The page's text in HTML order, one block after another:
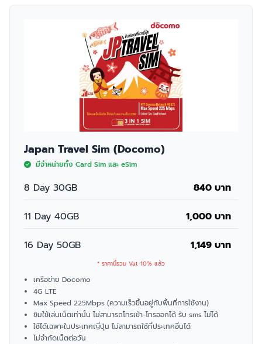
Japan Travel Sim (Docomo)
มีจำหน่ายทั้ง Card Sim และ eSim
8 Day 30GB 840 บาท
11 Day 40GB 1,000 บาท
16 Day 50GB 1,149 บาท
* ราคานี้รวม Vat 10% แล้ว
เครือข่าย Docomo
4G LTE
Max Speed 225Mbps (ความเร็วขึ้นอยู่กับพื้นที่การใช้งาน)
ซิมใช้เล่นเน็ตเท่านั้น ไม่สามารถโทรเข้า-โทรออกได้ รับ sms ไม่ได้
ใช้ได้เฉพาะในประเทศญี่ปุ่น ไม่สามารถใช้ที่ประเทศอื่นได้
ไม่จำกัดเน็ตต่อวัน